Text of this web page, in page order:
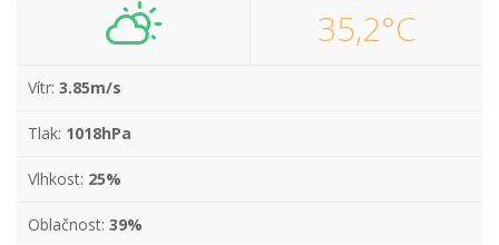
35,2°C
Vítr: 3.85m/s
Tlak: 1018hPa
Vlhkost: 25%
Oblačnost: 39%